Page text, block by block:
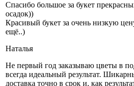
Спасибо большое за букет
осадок))
Красивый букет за очень низкую
ещё..)
Наталья
Не первый год заказываю цветы в
всегда идеальный результат.
доставка точно в срок и, как